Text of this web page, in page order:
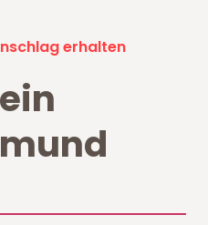
erhalten